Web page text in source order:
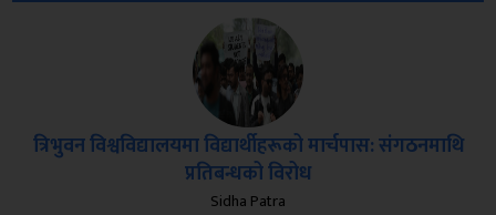
त्रिभुवन विश्वविद्यालयमा विद्यार्थीहरूको मार्चपास: संगठनमाथि
प्रतिबन्धको विरोध
Sidha Patra